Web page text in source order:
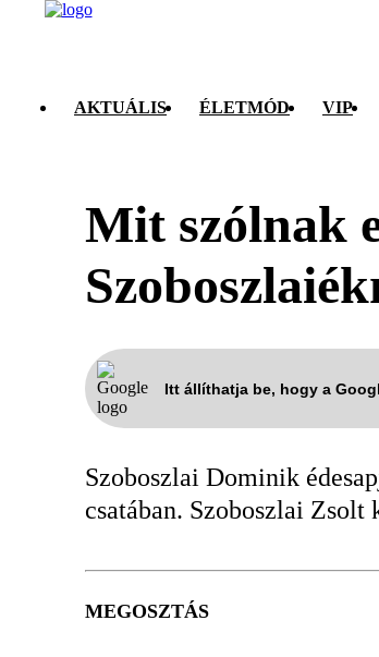
AKTUÁLIS ÉLETMÓD VIP
Mit szólnak
Itt állíthatja be, hogy a
Szoboszlai Dominik
csatában. Szoboszlai
MEGOSZTÁS